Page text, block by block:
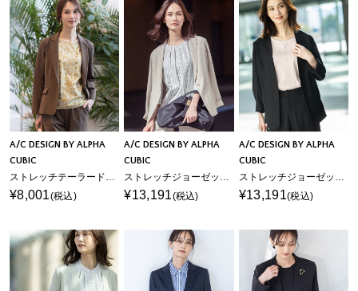
A/C DESIGN BY ALPHA
CUBIC
ストレッチテーラードジャケット【接触冷感・UVカット】
¥8,001(税込)
A/C DESIGN BY ALPHA
CUBIC
ストレッチジョーゼットテーラードジャケット【接触冷感・UVカット・吸水速乾・セットアップ対応】
¥13,191(税込)
A/C DESIGN BY ALPHA
CUBIC
ストレッチジョーゼットカラーレスジャケット【接触冷感・UVカット・吸水速乾・セットアップ対応】
¥13,191(税込)